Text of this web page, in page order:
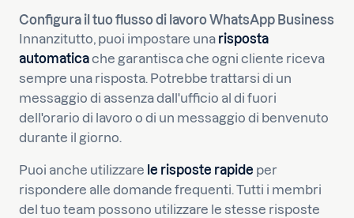
Configura il tuo flusso di lavoro WhatsApp Business
Innanzitutto, puoi impostare una risposta
automaticache garantisca che ogni cliente riceva
sempre una risposta. Potrebbe trattarsi di un
messaggio di assenza dall'ufficio al di fuori
dell'orario di lavoro o di un messaggio di benvenuto
durante il giorno.
Puoi anche utilizzare le risposte rapide per
rispondere alle domande frequenti. Tutti i membri
del tuo team possono utilizzare le stesse risposte